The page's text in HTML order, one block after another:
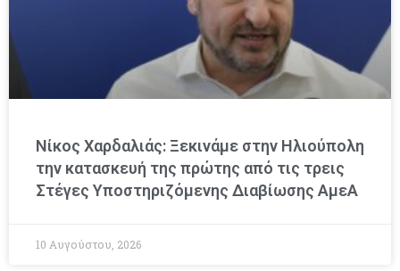
Νίκος Χαρδαλιάς: Ξεκινάμε στην Ηλιούπολη
την κατασκευή της πρώτης από τις τρεις
Στέγες Υποστηριζόμενης Διαβίωσης ΑμεΑ
10 Αυγούστου, 2026